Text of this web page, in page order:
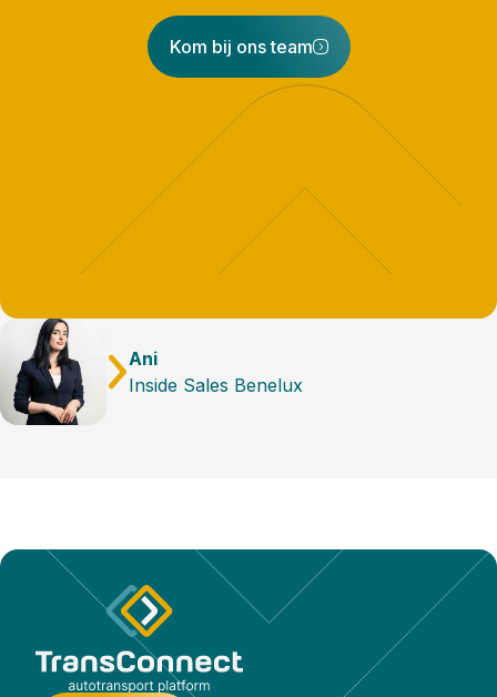
Ani
Inside Sales Benelux
Kom bij ons team